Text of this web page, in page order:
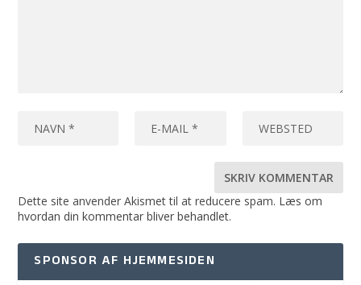
Dette site anvender Akismet til at reducere spam. Læs om
hvordan din kommentar bliver behandlet.
SPONSOR AF HJEMMESIDEN